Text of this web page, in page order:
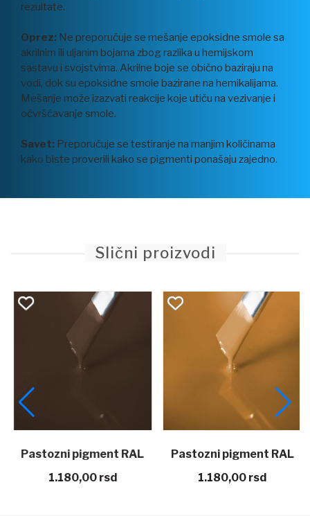
rezultate.
Oprez: Ne preporučuje se mešanje epoksidne smole sa
akrilnim ili uljanim bojama zbog razlika u hemijskom
sastavu i svojstvima. Akrilne boje se obično baziraju na
vodi, dok su epoksidne smole bazirane na hemikalijama.
Mešanje može izazvati reakcije koje utiču na vezivanje i
očvršćavanje smole.
Savet: Preporučuje se testiranje na manjim količinama
kako biste proverili kako se pigmenti ponašaju zajedno.
Slični proizvodi
Pastozni pigment RAL
8028 Terra braon 100 g
1.180,00rsd
Pastozni pigment RAL
8001 Oker braon 100 g
1.180,00rsd